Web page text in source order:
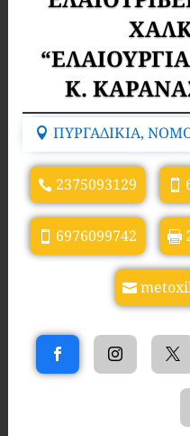
Κ.
ΠΥΡΓΑΔΙΚΙΑ,
2375093129
6976099742